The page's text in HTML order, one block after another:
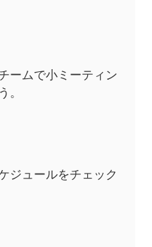
ームで小ミーティン
。
ジュールをチェック